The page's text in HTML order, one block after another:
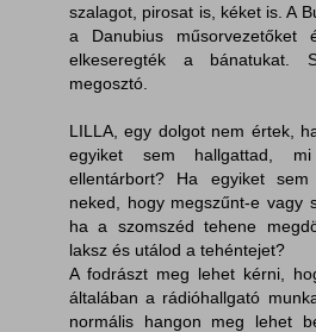
szalagot, pirosat is, kéket is. A
a Danubius műsorvezetőket
elkeseregték a bánatukat.
megosztó.
LILLA, egy dolgot nem értek,
egyiket sem hallgattad,
ellentárbort? Ha egyiket
neked, hogy megszűnt-e vagy
ha a szomszéd tehene
laksz és utálod a tehéntejet?
A fodrászt meg lehet kérni,
általában a rádióhallgató
normális hangon meg lehet